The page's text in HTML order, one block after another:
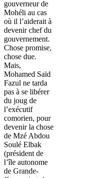
gouverneur de
Mohéli au cas
où il l’aiderait à
devenir chef du
gouvernement.
Chose promise,
chose due.
Mais,
Mohamed Saïd
Fazul ne tarda
pas à se libérer
du joug de
l’exécutif
comorien, pour
devenir la chose
de Mzé Abdou
Soulé Elbak
(président de
l’île autonome
de Grande-